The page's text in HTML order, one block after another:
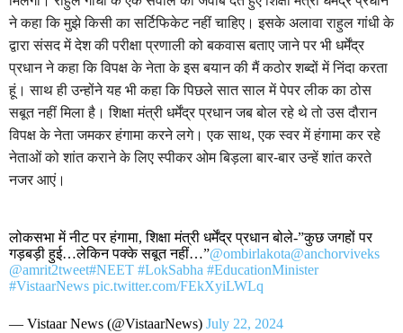
ने कहा कि मुझे किसी का सर्टिफिकेट नहीं चाहिए। इसके अलावा राहुल गांधी के
द्वारा संसद में देश की परीक्षा प्रणाली को बकवास बताए जाने पर भी धर्मेंद्र
प्रधान ने कहा कि विपक्ष के नेता के इस बयान की मैं कठोर शब्दों में निंदा करता
हूं। साथ ही उन्होंने यह भी कहा कि पिछले सात साल में पेपर लीक का ठोस
सबूत नहीं मिला है। शिक्षा मंत्री धर्मेंद्र प्रधान जब बोल रहे थे तो उस दौरान
विपक्ष के नेता जमकर हंगामा करने लगे। एक साथ, एक स्वर में हंगामा कर रहे
नेताओं को शांत कराने के लिए स्पीकर ओम बिड़ला बार-बार उन्हें शांत करते
नजर आएं।
लोकसभा में नीट पर हंगामा, शिक्षा मंत्री धर्मेंद्र प्रधान बोले-”कुछ जगहों पर
गड़बड़ी हुई…लेकिन पक्के सबूत नहीं…”@ombirlakota@anchorviveks
@amrit2tweet#NEET #LokSabha #EducationMinister
#VistaarNews pic.twitter.com/FEkXyiLWLq
— Vistaar News (@VistaarNews) July 22, 2024